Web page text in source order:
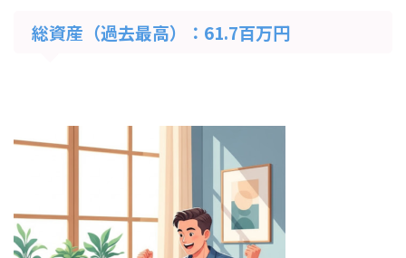
総資産（過去最高）：61.7百万円